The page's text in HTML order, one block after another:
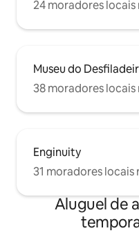
24 moradores
Museu do
38 moradores
Enginuity
31 moradores
Aluguel de